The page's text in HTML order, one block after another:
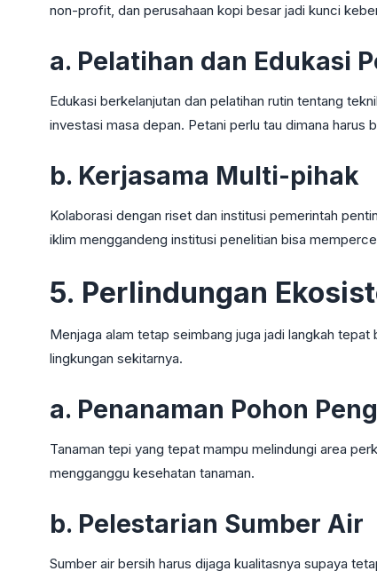
non-profit, dan perusahaan kopi besar jadi kunci
a. Pelatihan dan Edukasi
Edukasi berkelanjutan dan pelatihan rutin tentang
investasi masa depan. Petani perlu tau dimana harus
b. Kerjasama Multi-pihak
Kolaborasi dengan riset dan institusi pemerintah
iklim menggandeng institusi penelitian bisa
5. Perlindungan
Menjaga alam tetap seimbang juga jadi langkah
lingkungan sekitarnya.
a. Penanaman Pohon
Tanaman tepi yang tepat mampu melindungi area
mengganggu kesehatan tanaman.
b. Pelestarian Sumber Air
Sumber air bersih harus dijaga kualitasnya supaya